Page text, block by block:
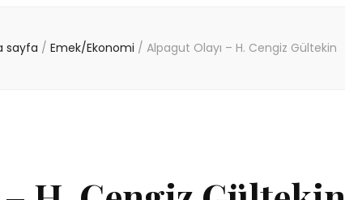
sayfa / Emek/Ekonomi / Alpagut Olayı – H. Cengiz Gültekin